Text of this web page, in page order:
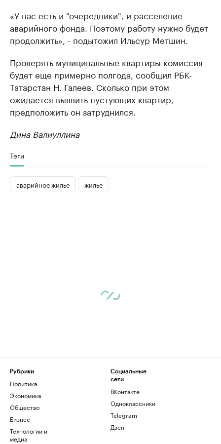
«У нас есть и "очередники", и расселение
аварийного фонда. Поэтому работу нужно будет
продолжить», - подытожил Ильсур Метшин.
Проверять муниципальные квартиры комиссия
будет еще примерно полгода, сообщил РБК-
Татарстан Н. Галеев. Сколько при этом
ожидается выявить пустующих квартир,
предположить он затруднился.
Дина Валиуллина
Теги
аварийное жилье жилье
Рубрики
Политика
Экономика
Общество
Бизнес
Технологии и
медиа
Социальные
сети
ВКонтакте
Одноклассники
Telegram
Дзен